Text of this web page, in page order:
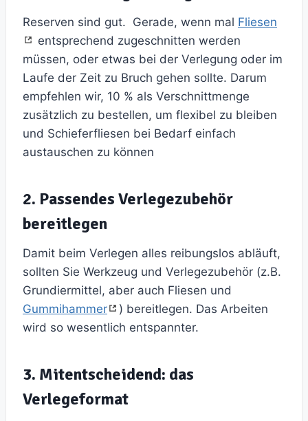
Reserven sind gut. Gerade, wenn mal Fliesen
entsprechend zugeschnitten werden
müssen, oder etwas bei der Verlegung oder im
Laufe der Zeit zu Bruch gehen sollte. Darum
empfehlen wir, 10 % als Verschnittmenge
zusätzlich zu bestellen, um flexibel zu bleiben
und Schieferfliesen bei Bedarf einfach
austauschen zu können
2. Passendes Verlegezubehör
bereitlegen
Damit beim Verlegen alles reibungslos abläuft,
sollten Sie Werkzeug und Verlegezubehör (z.B.
Grundiermittel, aber auch Fliesen und
Gummihammer
) bereitlegen. Das Arbeiten
wird so wesentlich entspannter.
3. Mitentscheidend: das
Verlegeformat